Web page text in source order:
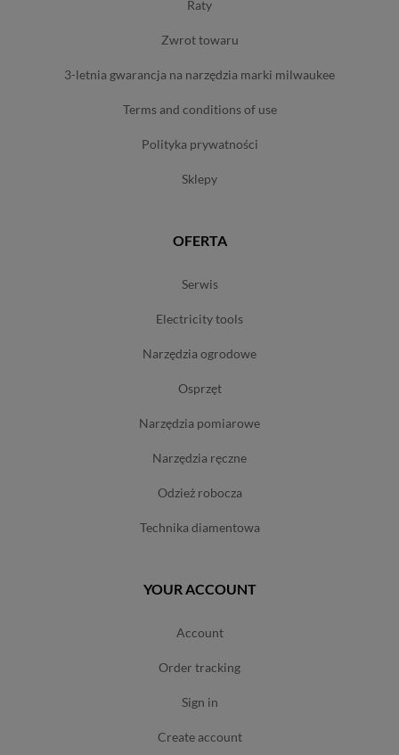
raty
zwrot towaru
3-letnia gwarancja na narzędzia marki milwaukee
terms and conditions of use
polityka prywatności
sklepy
OFERTA
serwis
electricity tools
narzędzia ogrodowe
osprzęt
narzędzia pomiarowe
narzędzia ręczne
odzież robocza
technika diamentowa
YOUR ACCOUNT
account
order tracking
sign in
create account